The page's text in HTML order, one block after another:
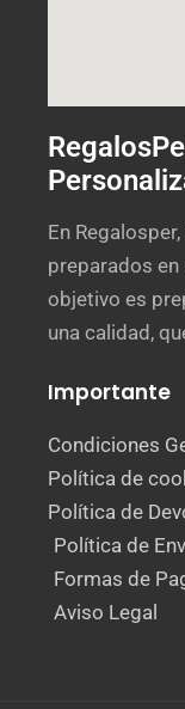
En
preparados
objetivo es
una calidad,
Importante
Condiciones
Política de
Política de
Política de
Formas de
Aviso Legal